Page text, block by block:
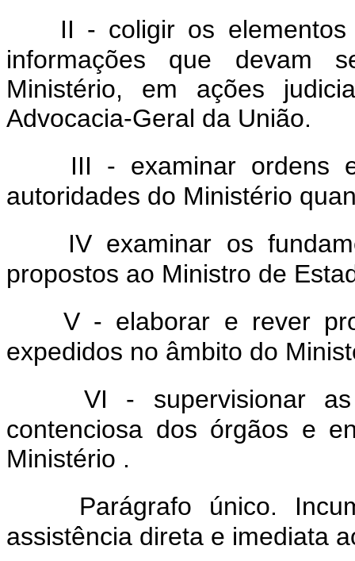
II - coligir os
informações que devam
Ministério, em ações
Advocacia-Geral da União.
III - examinar ordens
autoridades do Ministério
IV examinar os
propostos ao Ministro de
V - elaborar e rever
expedidos no âmbito do
VI - supervisionar
contenciosa dos órgãos e
Ministério .
Parágrafo único.
assistência direta e imediata